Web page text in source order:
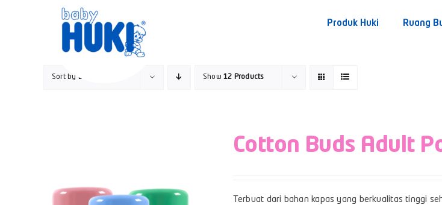
Produk Huki Ruang
Sort by Default Order Show12 Products
Cotton Buds Adult
Terbuat dari bahan kapas yang berkualitas tinggi